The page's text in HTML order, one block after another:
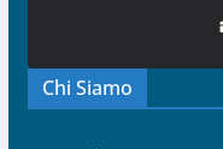
Chi Siamo